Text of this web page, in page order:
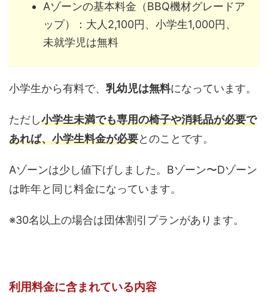
Aゾーンの基本料金（BBQ機材グレードア
ップ）：大人2,100円、小学生1,000円、
未就学児は無料
小学生から有料で、 乳幼児は無料になっています。
ただし小学生未満でも専用の椅子や消耗品が必要で
あれば、小学生料金が必要とのことです。
Aゾーンは少し値下げしました。Bゾーン〜Dゾーン
は昨年と同じ料金になっています。
※30名以上の場合は団体割引プランがあります。
利用料金に含まれている内容